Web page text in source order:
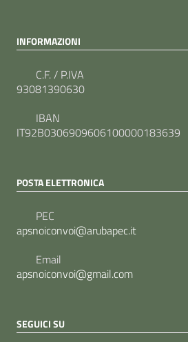
INFORMAZIONI
C.F. / P.IVA
93081390630
IBAN
IT92B0306909606100000183639
POSTA ELETTRONICA
PEC
apsnoiconvoi@arubapec.it
Email
apsnoiconvoi@gmail.com
SEGUICI SU